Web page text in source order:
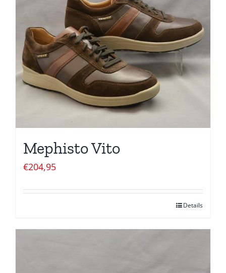
Mephisto Vito
€204,95
Details